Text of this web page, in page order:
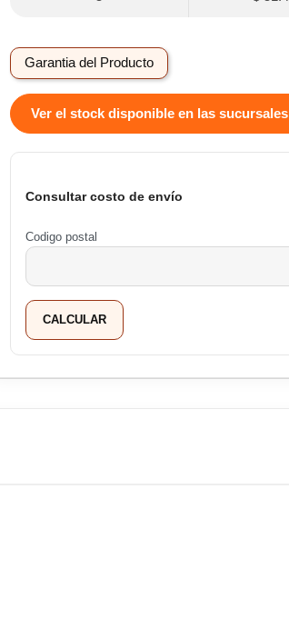
Garantia del Producto
Ver el stock disponible en las sucursales
Consultar costo de envío
Codigo postal
CALCULAR